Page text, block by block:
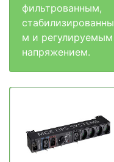
фильтрованным,
стабилизированны
м и регулируемым
напряжением.